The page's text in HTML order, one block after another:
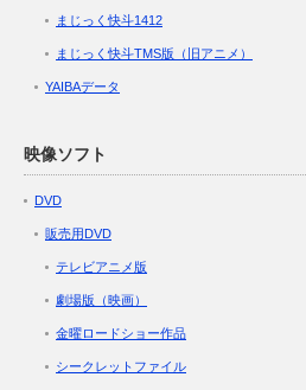
まじっく快斗1412
まじっく快斗TMS版（旧アニメ）
YAIBAデータ
映像ソフト
DVD
販売用DVD
テレビアニメ版
劇場版（映画）
金曜ロードショー作品
シークレットファイル